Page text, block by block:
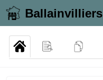
Ballainvilliers